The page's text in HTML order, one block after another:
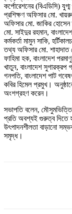
কর্পোরেশনের (বিএডিসি)
প্রশিক্ষণ অফিসার মো.
অফিসার মো. জাকির হোসেন
মো. সাইদুর রহমান,
কর্মকর্তা মামুন সাকি,
তথ্য অফিসার মো. শাহাদাত
ফাহিমা হক, বাংলাদেশ
খাতুন, বাংলাদেশ সুগারক্রপ
গনপতি, বাংলাদেশ পাট
কবির হিমেল প্রমুখ।
অংশগ্রহণ করেন।
সভাপতি বলেন,
প্রতি অবশ্যই গুরুত্ব দিতে
উৎপাদনশীলতা বাড়ানো
সমৃদ্ধ।